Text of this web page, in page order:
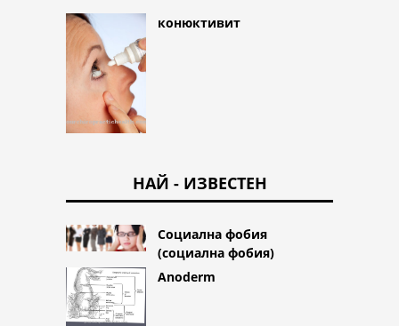
конюктивит
НАЙ - ИЗВЕСТЕН
Социална фобия
(социална фобия)
Anoderm